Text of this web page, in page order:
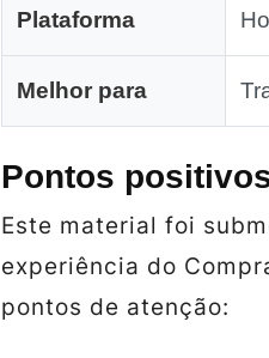
Plataforma
Melhor para
Pontos
Este material foi
experiência do
pontos de atenção: